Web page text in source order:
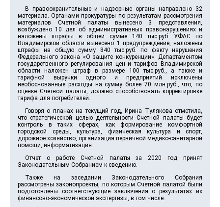
В правоохранительные и надзорные органы направлено 32
материала. Органами прокуратуры по результатам рассмотрения
материалов Счетной палаты вынесено 3 представления,
возбуждено 10 дел об административных правонарушениях и
наложены штрафы в общей сумме 140 тыс.руб. УФАС по
Владимирской области вынесено 1 предупреждение, наложены
штрафы на общую сумму 840 тыс.руб. по факту нарушения
Федерального закона «О защите конкуренции». Департаментом
государственного регулирования цен и тарифов Владимирской
области наложен штраф в размере 100 тыс.руб., а также и
тарифной выручки одного и предприятий исключены
необоснованные расходы на сумму более 70 млн.руб., что, по
оценке Счетной палаты, должно способствовать корректировке
тарифа для потребителей.
Говоря о планах на текущий год, Ирина Тулякова отметила,
что стратегической целью деятельности Счетной палаты будет
контроль в таких сферах, как формирование комфортной
городской среды, культура, физическая культура и спорт,
дорожное хозяйство, организация первичной медико-санитарной
помощи, информатизация.
Отчет о работе Счетной палаты за 2020 год принят
Законодательным Собранием к сведению.
Также на заседании Законодательного Собрания
рассмотрены законопроекты, по которым Счетной палатой были
подготовлены соответствующие заключения о результатах их
финансово-экономической экспертизы, в том числе: